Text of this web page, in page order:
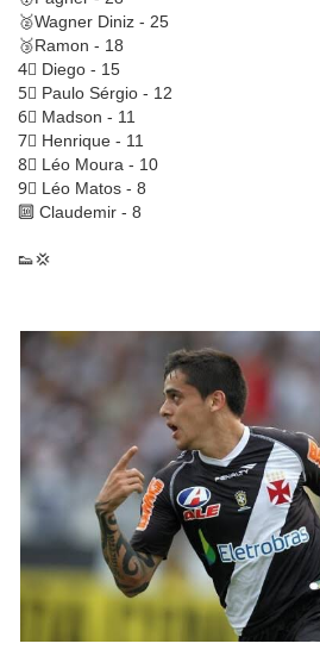
🥈Wagner Diniz - 25
🥉Ramon - 18
4⃣ Diego - 15
5⃣ Paulo Sérgio - 12
6⃣ Madson - 11
7⃣ Henrique - 11
8⃣ Léo Moura - 10
9⃣ Léo Matos - 8
🔟 Claudemir - 8
👟💢